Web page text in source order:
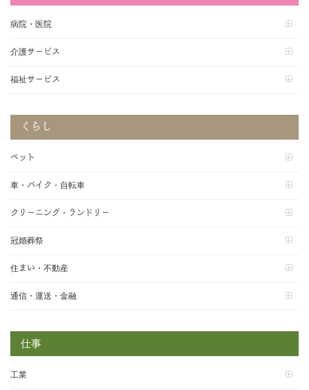
病院・医院
介護サービス
福祉サービス
くらし
ペット
車・バイク・自転車
クリーニング・ランドリー
冠婚葬祭
住まい・不動産
通信・運送・金融
仕事
工業